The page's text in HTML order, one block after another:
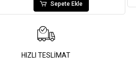
Sepete Ekle
HIZLI TESLİMAT